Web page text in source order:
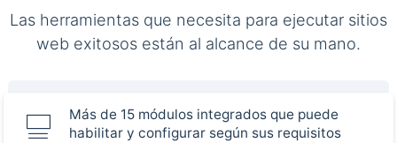
Las herramientas que necesita para ejecutar sitios
web exitosos están al alcance de su mano.
Más de 15 módulos integrados que puede
habilitar y configurar según sus requisitos